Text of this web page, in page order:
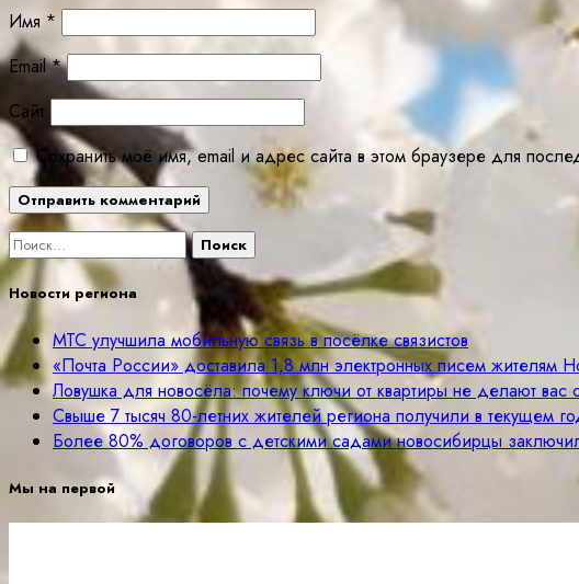
Имя *
Email*
Сайт
Сохранить моё имя, email и адрес сайта в этом браузере для
Найти:
Новости региона
МТС улучшила мобильную связь в посёлке связистов
«Почта России» доставила 1,8 млн электронных писем жителям
Ловушка для новосёла: почему ключи от квартиры не делают вас
Свыше 7 тысяч 80-летних жителей региона получили в текущем
Более 80% договоров с детскими садами новосибирцы
Мы на первой